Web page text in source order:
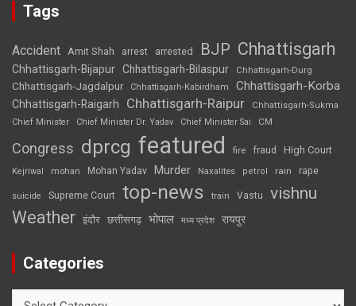
Tags
Accident Amit Shah arrest arrested BJP Chhattisgarh
Chhattisgarh-Bijapur Chhattisgarh-Bilaspur Chhattisgarh-Durg
Chhattisgarh-Jagdalpur Chhattisgarh-Kabirdham Chhattisgarh-Korba
Chhattisgarh-Raigarh Chhattisgarh-Raipur
Chhattisgarh-Sukma
Chief Minister
Chief Minister Dr. Yadav Chief Minister Sai CM
Congress dprcg featured fire fraud High Court
Kejriwal mohan Mohan Yadav Murder Naxalites petrol rain rape
suicide Supreme Court top-news train Vastu vishnu
Weather इंदौर छत्तीसगढ़ भोपाल मध्य प्रदेश रायपुर
Categories